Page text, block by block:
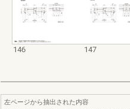
146 147
左ページから抽出された内容